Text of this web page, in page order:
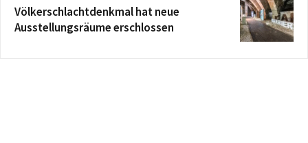
Völkerschlachtdenkmal hat neue
Ausstellungsräume erschlossen